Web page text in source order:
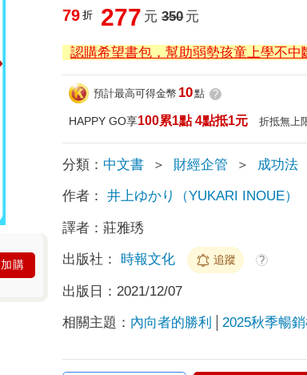
加購
79 折 277 元 350元
認購希望書包，幫助弱勢孩童上學不中
預計最高可得金幣 10點 ?
HAPPY GO享100累1點 4點抵1元 折抵無上
分類： 中文書 ＞ 財經企管 ＞ 成功法
作者： 井上ゆかり（YUKARI INOUE）
譯者：莊雅琇
出版社： 時報文化 追蹤 ?
出版日： 2021/12/07
相關主題： 內向者的勝利 2025秋季暢